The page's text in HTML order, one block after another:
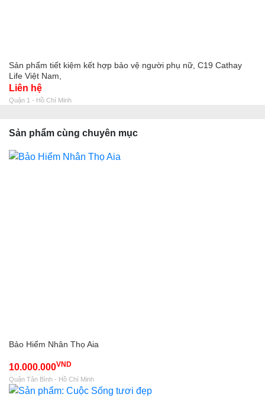
Sản phẩm tiết kiệm kết hợp bảo vệ người phụ nữ, C19 Cathay
Life Việt Nam,
Liên hệ
Quận 1 - Hồ Chí Minh
Sản phẩm cùng chuyên mục
Bảo Hiểm Nhân Thọ Aia
10.000.000VND
Quận Tân Bình - Hồ Chí Minh